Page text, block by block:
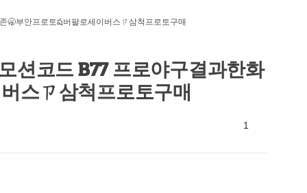
🥱부안프로토ష버팔로세이버스ㄗ삼척프로토구매
션코드 B77 프로야구결과한화
스ㄗ삼척프로토구매
1